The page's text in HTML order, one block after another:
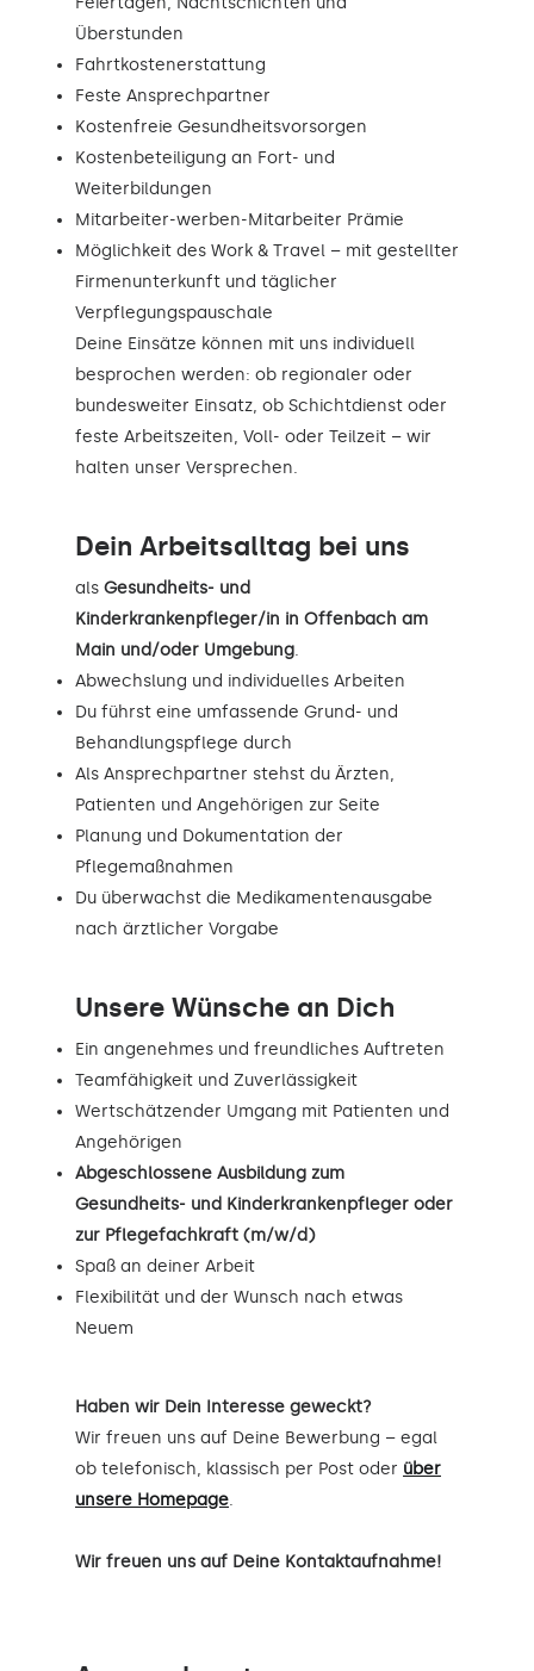
Überstunden
Fahrtkostenerstattung
Feste Ansprechpartner
Kostenfreie Gesundheitsvorsorgen
Kostenbeteiligung an Fort- und
Weiterbildungen
Mitarbeiter-werben-Mitarbeiter Prämie
Möglichkeit des Work & Travel – mit gestellter
Firmenunterkunft und täglicher
Verpflegungspauschale
Deine Einsätze können mit uns individuell
besprochen werden: ob regionaler oder
bundesweiter Einsatz, ob Schichtdienst oder
feste Arbeitszeiten, Voll- oder Teilzeit – wir
halten unser Versprechen.
Dein Arbeitsalltag bei uns
als Gesundheits- und
Kinderkrankenpfleger/in in Offenbach am
Main und/oder Umgebung.
Abwechslung und individuelles Arbeiten
Du führst eine umfassende Grund- und
Behandlungspflege durch
Als Ansprechpartner stehst du Ärzten,
Patienten und Angehörigen zur Seite
Planung und Dokumentation der
Pflegemaßnahmen
Du überwachst die Medikamentenausgabe
nach ärztlicher Vorgabe
Unsere Wünsche an Dich
Ein angenehmes und freundliches Auftreten
Teamfähigkeit und Zuverlässigkeit
Wertschätzender Umgang mit Patienten und
Angehörigen
Abgeschlossene Ausbildung zum
Gesundheits- und Kinderkrankenpfleger oder
zur Pflegefachkraft (m/w/d)
Spaß an deiner Arbeit
Flexibilität und der Wunsch nach etwas
Neuem
Haben wir Dein Interesse geweckt?
Wir freuen uns auf Deine Bewerbung – egal
ob telefonisch, klassisch per Post oder über
unsere Homepage.
Wir freuen uns auf Deine Kontaktaufnahme!